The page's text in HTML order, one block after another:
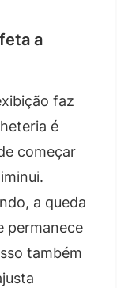
a
faz
é
começar
a queda
permanece
também